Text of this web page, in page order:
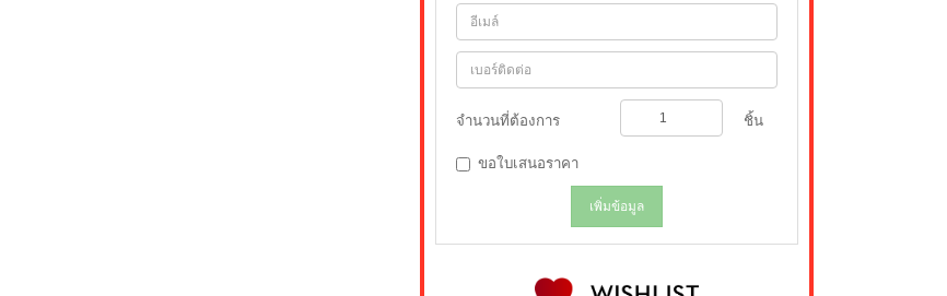
จำนวนที่ต้องการ ชิ้น
ขอใบเสนอราคา
เพิ่มข้อมูล